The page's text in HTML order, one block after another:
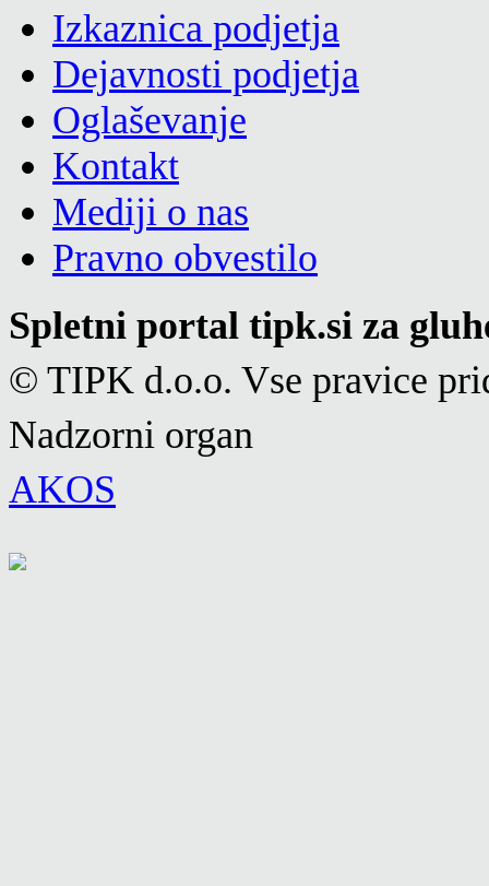
Izkaznica podjetja
Dejavnosti podjetja
Oglaševanje
Kontakt
Mediji o nas
Pravno obvestilo
Spletni portal tipk.si za
© TIPK d.o.o. Vse pravice
Nadzorni organ
AKOS